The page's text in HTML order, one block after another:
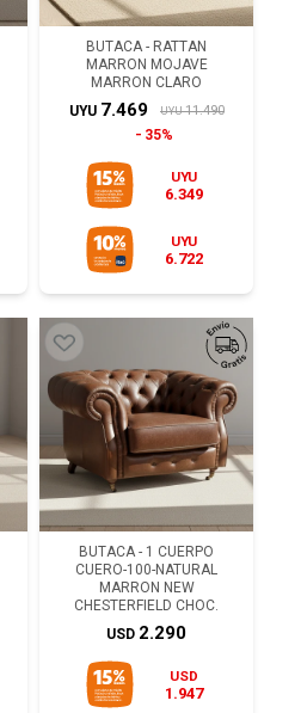
BUTACA - RATTAN
MARRON MOJAVE
MARRON CLARO
UYU 7.469 UYU 11.490
35%
UYU
6.349
UYU
6.722
BUTACA - 1 CUERPO
CUERO-100-NATURAL
MARRON NEW
CHESTERFIELD CHOC.
USD 2.290
USD
1.947